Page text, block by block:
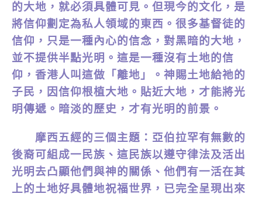
的大地，就必須具體可見。但現今的文化，是
將信仰劃定為私人領域的東西。很多基督徒的
信仰，只是一種內心的信念，對黑暗的大地，
並不提供半點光明。這是一種沒有土地的信
仰，香港人叫這做「離地」。神賜土地給祂的
子民，因信仰根植大地。貼近大地，才能將光
明傳遞。暗淡的歷史，才有光明的前景。
摩西五經的三個主題：亞伯拉罕有無數的
後裔可組成一民族、這民族以遵守律法及活出
光明去凸顯他們與神的關係、他們有一活在其
上的土地好具體地祝福世界，已完全呈現出來